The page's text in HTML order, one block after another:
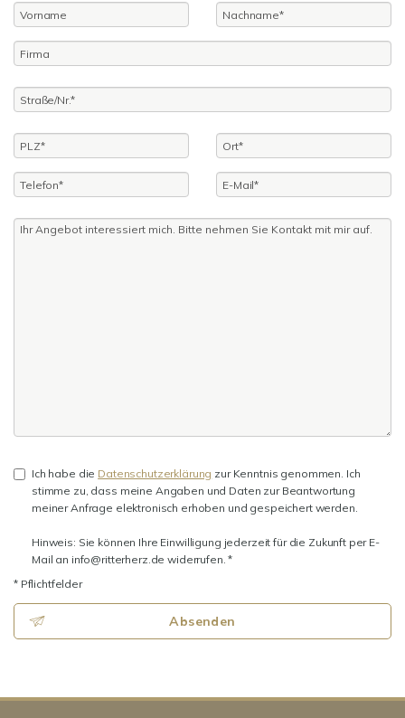
Ich habe die Datenschutzerklärung zur Kenntnis genommen. Ich
stimme zu, dass meine Angaben und Daten zur Beantwortung
meiner Anfrage elektronisch erhoben und gespeichert werden.
Hinweis: Sie können Ihre Einwilligung jederzeit für die Zukunft per E-
Mail an info@ritterherz.de widerrufen. *
* Pflichtfelder
Absenden